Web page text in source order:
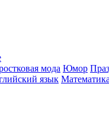
мода Юмор
язык